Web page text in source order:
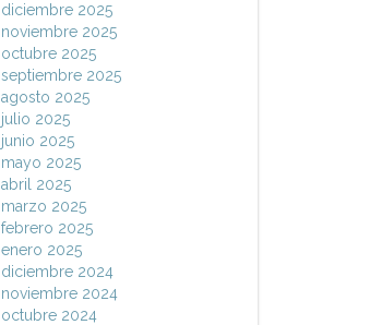
diciembre 2025
noviembre 2025
octubre 2025
septiembre 2025
agosto 2025
julio 2025
junio 2025
mayo 2025
abril 2025
marzo 2025
febrero 2025
enero 2025
diciembre 2024
noviembre 2024
octubre 2024